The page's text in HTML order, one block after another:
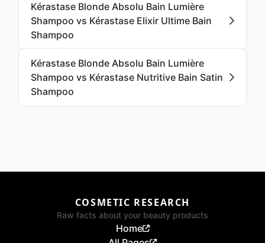
Kérastase Blonde Absolu Bain Lumière
Shampoo vs Kérastase Elixir Ultime Bain
Shampoo
Kérastase Blonde Absolu Bain Lumière
Shampoo vs Kérastase Nutritive Bain Satin
Shampoo
COSMETIC RESEARCH
Raw facts about your beauty products
Home